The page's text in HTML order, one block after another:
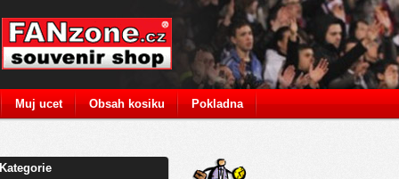
Kategorie
Muj ucet Obsah kosiku Pokladna